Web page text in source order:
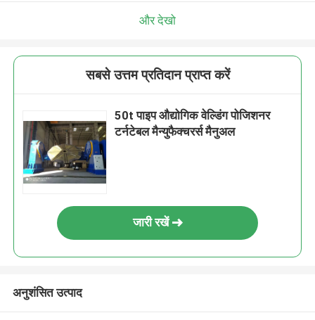
और देखो
सबसे उत्तम प्रतिदान प्राप्त करें
50t पाइप औद्योगिक वेल्डिंग पोजिशनर
टर्नटेबल मैन्युफैक्चरर्स मैनुअल
जारी रखें
अनुशंसित उत्पाद